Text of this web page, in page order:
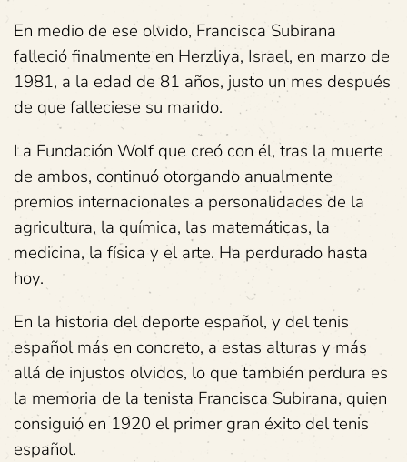
En medio de ese olvido, Francisca Subirana
falleció finalmente en Herzliya, Israel, en marzo de
1981, a la edad de 81 años, justo un mes después
de que falleciese su marido.
La Fundación Wolf que creó con él, tras la muerte
de ambos, continuó otorgando anualmente
premios internacionales a personalidades de la
agricultura, la química, las matemáticas, la
medicina, la física y el arte. Ha perdurado hasta
hoy.
En la historia del deporte español, y del tenis
español más en concreto, a estas alturas y más
allá de injustos olvidos, lo que también perdura es
la memoria de la tenista Francisca Subirana, quien
consiguió en 1920 el primer gran éxito del tenis
español.